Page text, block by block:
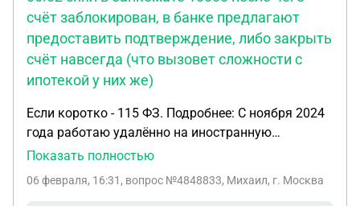
формулировку попадает курсант 1 курса который
не заключил контракт!??? Прошу внести ясность
и разложить информацию . Очень нужен перевод
Заранее благодарю.
счёт заблокирован, в банке предлагают
предоставить подтверждение, либо закрыть
счёт навсегда (что вызовет сложности с
ипотекой у них же)
Если коротко - 115 ФЗ. Подробнее: С ноября 2024
года работаю удалённо на иностранную
компанию без налогового оформления (имеется
получаю криптой в USDT, перевожу на карту
Показать полностью
06 февраля, 16:31 , вопрос №4848833, Михаил, г. Москва